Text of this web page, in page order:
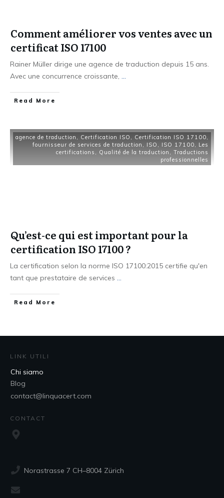
Comment améliorer vos ventes avec un
certificat ISO 17100
Rainer Müller dirige une agence de traduction depuis 15 ans.
Avec une concurrence croissante, ...
Read More
agence de traduction , Certification ISO , Certification ISO 17100,
fournisseur de services de traduction , ISO , ISO 17100, Les
certifications , Qualité de la traduction , Traductions
professionnelles
Qu’est-ce qui est important pour la
certification ISO 17100 ?
La certification selon la norme ISO 17100:2015 certifie qu'en
tant que prestataire de services ...
Read More
LINK UTILI
Chi siamo
Blog
contact@linquacert.com
CONTACT
Norastrasse 7 CH–8004 Zürich